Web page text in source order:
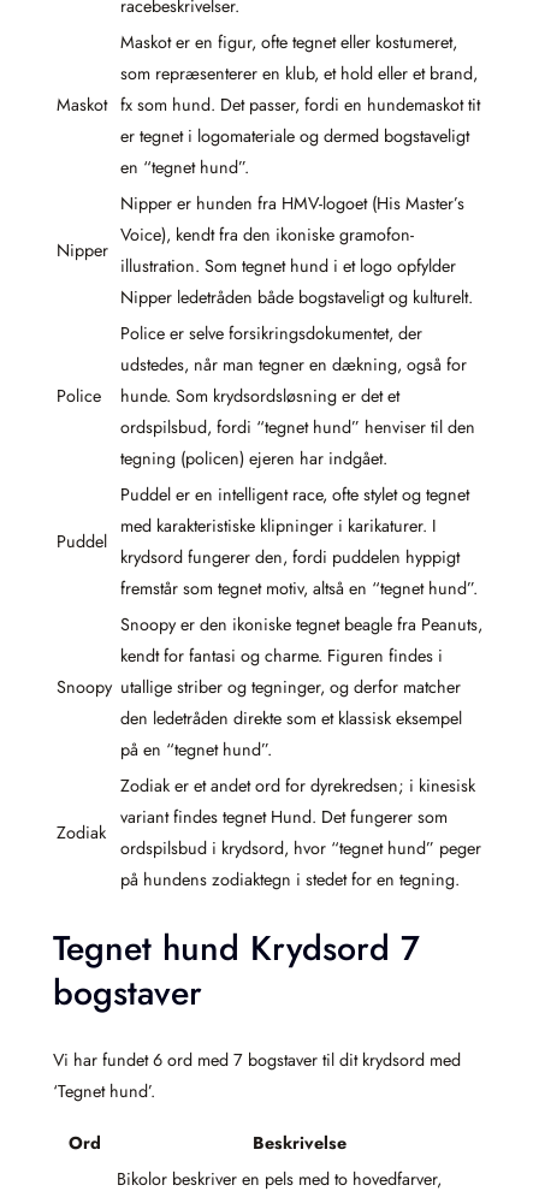
racebeskrivelser.
Maskot
Maskot er en figur, ofte tegnet eller kostumeret,
som repræsenterer en klub, et hold eller et brand,
fx som hund. Det passer, fordi en hundemaskot tit
er tegnet i logomateriale og dermed bogstaveligt
en “tegnet hund”.
Nipper
Nipper er hunden fra HMV-logoet (His Master’s
Voice), kendt fra den ikoniske gramofon-
illustration. Som tegnet hund i et logo opfylder
Nipper ledetråden både bogstaveligt og kulturelt.
Police
Police er selve forsikringsdokumentet, der
udstedes, når man tegner en dækning, også for
hunde. Som krydsordsløsning er det et
ordspilsbud, fordi “tegnet hund” henviser til den
tegning (policen) ejeren har indgået.
Puddel
Puddel er en intelligent race, ofte stylet og tegnet
med karakteristiske klipninger i karikaturer. I
krydsord fungerer den, fordi puddelen hyppigt
fremstår som tegnet motiv, altså en “tegnet hund”.
Snoopy
Snoopy er den ikoniske tegnet beagle fra Peanuts,
kendt for fantasi og charme. Figuren findes i
utallige striber og tegninger, og derfor matcher
den ledetråden direkte som et klassisk eksempel
på en “tegnet hund”.
Zodiak
Zodiak er et andet ord for dyrekredsen; i kinesisk
variant findes tegnet Hund. Det fungerer som
ordspilsbud i krydsord, hvor “tegnet hund” peger
på hundens zodiaktegn i stedet for en tegning.
Tegnet hund Krydsord 7
bogstaver
Vi har fundet 6 ord med 7 bogstaver til dit krydsord med
‘Tegnet hund’.
Ord Beskrivelse
Bikolor beskriver en pels med to hovedfarver,